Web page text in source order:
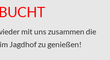
mit uns zusammen die
Jagdhof zu genießen!